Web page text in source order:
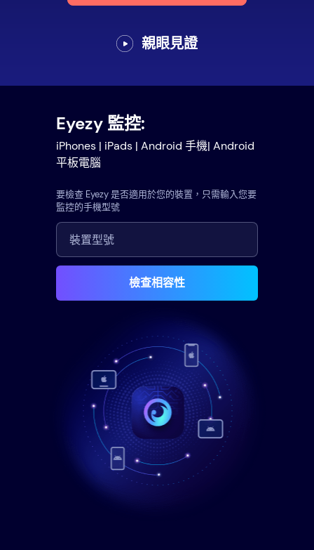
親眼見證
Eyezy 監控:
iPhones | iPads | Android 手機| Android
平板電腦
要檢查 Eyezy 是否適用於您的裝置，只需輸入您要
監控的手機型號
檢查相容性